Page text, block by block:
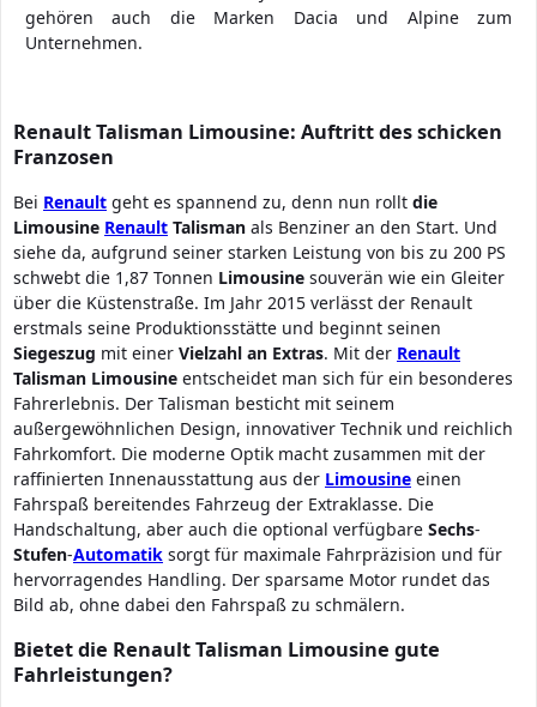
gehören auch die Marken Dacia und Alpine zum
Unternehmen.
Renault Talisman Limousine: Auftritt des schicken
Franzosen
Bei Renault geht es spannend zu, denn nun rollt die
Limousine Renault Talisman als Benziner an den Start. Und
siehe da, aufgrund seiner starken Leistung von bis zu 200 PS
schwebt die 1,87 Tonnen Limousine souverän wie ein Gleiter
über die Küstenstraße. Im Jahr 2015 verlässt der Renault
erstmals seine Produktionsstätte und beginnt seinen
Siegeszug mit einer Vielzahl an Extras. Mit der Renault
Talisman Limousine entscheidet man sich für ein besonderes
Fahrerlebnis. Der Talisman besticht mit seinem
außergewöhnlichen Design, innovativer Technik und reichlich
Fahrkomfort. Die moderne Optik macht zusammen mit der
raffinierten Innenausstattung aus der Limousine einen
Fahrspaß bereitendes Fahrzeug der Extraklasse. Die
Handschaltung, aber auch die optional verfügbare Sechs-
Stufen-Automatik sorgt für maximale Fahrpräzision und für
hervorragendes Handling. Der sparsame Motor rundet das
Bild ab, ohne dabei den Fahrspaß zu schmälern.
Bietet die Renault Talisman Limousine gute
Fahrleistungen?